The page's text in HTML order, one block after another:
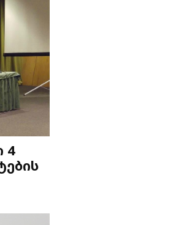
4